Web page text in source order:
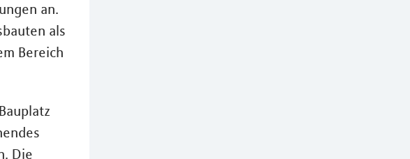
an.
als
Bereich
Die